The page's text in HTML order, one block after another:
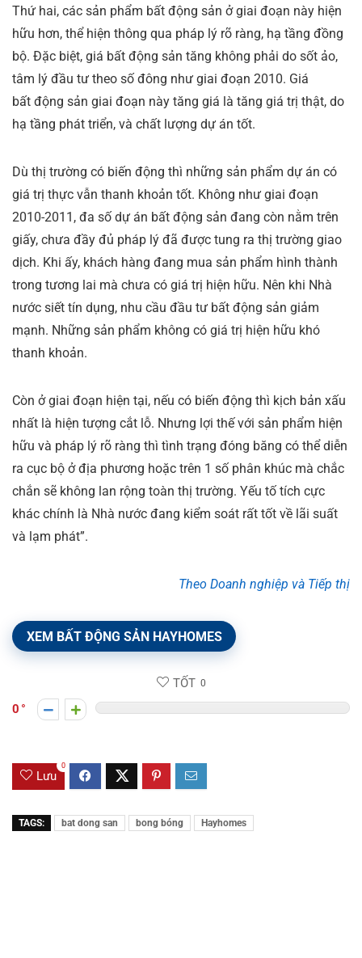
Thứ hai, các sản phẩm bất động sản ở giai đoạn này hiện
hữu hơn, thể hiện thông qua pháp lý rõ ràng, hạ tầng đồng
bộ. Đặc biệt, giá bất động sản tăng không phải do sốt ảo,
tâm lý đầu tư theo số đông như giai đoạn 2010. Giá
bất động sản giai đoạn này tăng giá là tăng giá trị thật, do
hạ tầng phát triển, và chất lượng dự án tốt.
Dù thị trường có biến động thì những sản phẩm dự án có
giá trị thực vẫn thanh khoản tốt. Không như giai đoạn
2010-2011, đa số dự án bất động sản đang còn nằm trên
giấy, chưa đầy đủ pháp lý đã được tung ra thị trường giao
dịch. Khi ấy, khách hàng đang mua sản phẩm hình thành
trong tương lai mà chưa có giá trị hiện hữu. Nên khi Nhà
nước siết tín dụng, nhu cầu đầu tư bất động sản giảm
mạnh. Những sản phẩm không có giá trị hiện hữu khó
thanh khoản.
Còn ở giai đoạn hiện tại, nếu có biến động thì kịch bản xấu
nhất là hiện tượng cắt lỗ. Nhưng lợi thế với sản phẩm hiện
hữu và pháp lý rõ ràng thì tình trạng đóng băng có thể diễn
ra cục bộ ở địa phương hoặc trên 1 số phân khúc mà chắc
chắn sẽ không lan rộng toàn thị trường. Yếu tố tích cực
khác chính là Nhà nước đang kiểm soát rất tốt về lãi suất
và lạm phát”.
Theo Doanh nghiệp và Tiếp thị
XEM BẤT ĐỘNG SẢN HAYHOMES
TỐT 0
0
Lưu
0
TAGS: bat dong san bong bóng Hayhomes